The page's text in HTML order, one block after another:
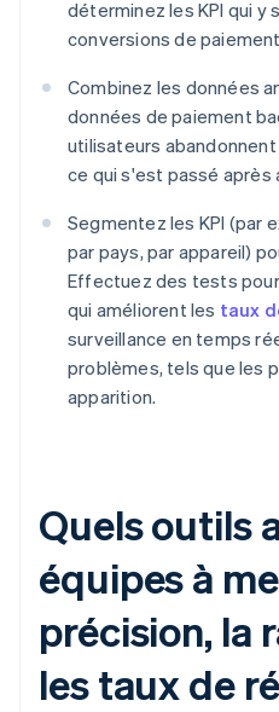
déterminez les KPI qui y
conversions de
Combinez les données
données de paiement
utilisateurs
ce qui s'est passé après
Segmentez les KPI (par
par pays, par appareil)
Effectuez des tests
qui améliorent les taux
surveillance en temps
problèmes, tels que les
apparition.
Quels outils
équipes à
précision, la
les taux de